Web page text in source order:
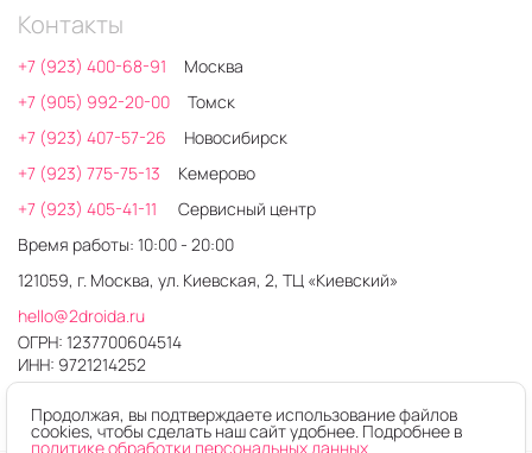
Контакты
+7 (923) 400-68-91
Москва
+7 (905) 992-20-00
Томск
+7 (923) 407-57-26
Новосибирск
+7 (923) 775-75-13
Кемерово
+7 (923) 405-41-11
Сервисный центр
Время работы: 10:00 - 20:00
121059, г. Москва, ул. Киевская, 2, ТЦ «Киевский»
hello@2droida.ru
ОГРН: 1237700604514
ИНН: 9721214252
Продолжая, вы подтверждаете использование файлов
cookies, чтобы сделать наш сайт удобнее. Подробнее в
политике обработки персональных данных